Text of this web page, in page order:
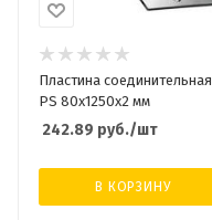
Пластина соединительная
PS 80х1250х2 мм
242.89 руб./шт
В КОРЗИНУ